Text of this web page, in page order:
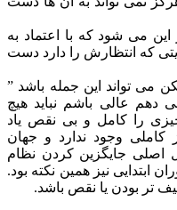
می شود که با اعتماد به
که انتظارش را دارد دست
می تواند این جمله باشد ”
دهم عالی باشم نباید هیچ
را کامل و بی نقص یاد
کاملی وجود ندارد و جهان
اصلی جایگزین کردن نظام
ابتدایی نیز همین نکته بود.
تر بودن یا نقص باشد.